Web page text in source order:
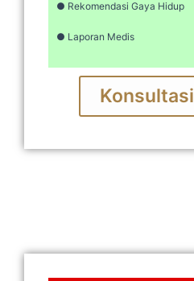
● Rekomendasi Gaya Hidup
● Laporan Medis